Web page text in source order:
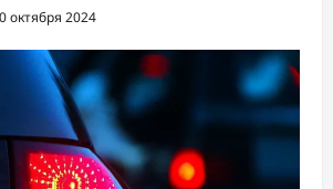
октября 2024